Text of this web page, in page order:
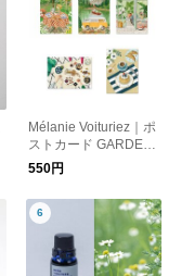
Mélanie Voituriez｜ポ
ストカード GARDEN
［メール便］
550円